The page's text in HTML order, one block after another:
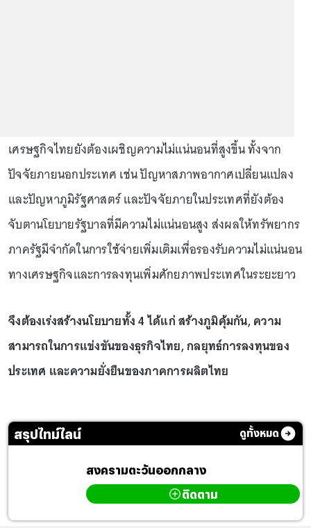
เศรษฐกิจไทยยังต้องเผชิญความไม่แน่นอนที่สูงขึ้น ทั้งจาก
ปัจจัยภายนอกประเทศ เช่น ปัญหาสภาพอากาศเปลี่ยนแปลง
และปัญหาภูมิรัฐศาสตร์ และปัจจัยภายในประเทศที่ยังต้อง
จับตานโยบายรัฐบาลที่มีความไม่แน่นอนสูง ส่งผลให้ทรัพยากร
ภาครัฐมีจำกัดในการใช้จ่ายเพิ่มเติมเพื่อรองรับความไม่แน่นอน
ทางเศรษฐกิจและการลงทุนเพิ่มศักยภาพประเทศในระยะยาว
จึงต้องเร่งสร้างนโยบายทั้ง 4 ได้แก่ สร้างภูมิคุ้มกัน, ความ
สามารถในการแข่งขันของธุรกิจไทย, กลยุทธ์การลงทุนของ
ประเทศ และความยั่งยืนของภาคการผลิตไทย
สรุปไทม์ไลน์ ดูทั้งหมด
สงครามตะวันออกกลาง
ติดตาม